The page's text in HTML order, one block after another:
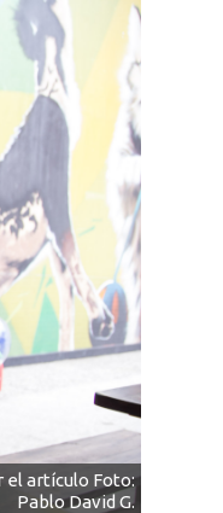
el artículo Foto:
Pablo David G.